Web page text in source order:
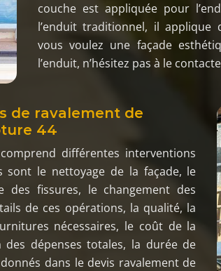
couche est appliquée pour
l’enduit traditionnel, il applique
vous voulez une façade
l’enduit, n’hésitez pas à le
de ravalement de
44
différentes interventions
le nettoyage de la façade, le
des fissures, le changement des
de ces opérations, la qualité, la
nécessaires, le coût de la
des dépenses totales, la durée de
dans le devis ravalement de